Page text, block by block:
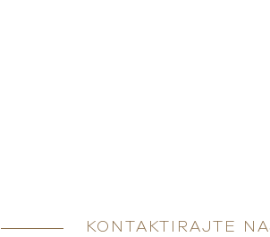
KONTAKTIRAJTE